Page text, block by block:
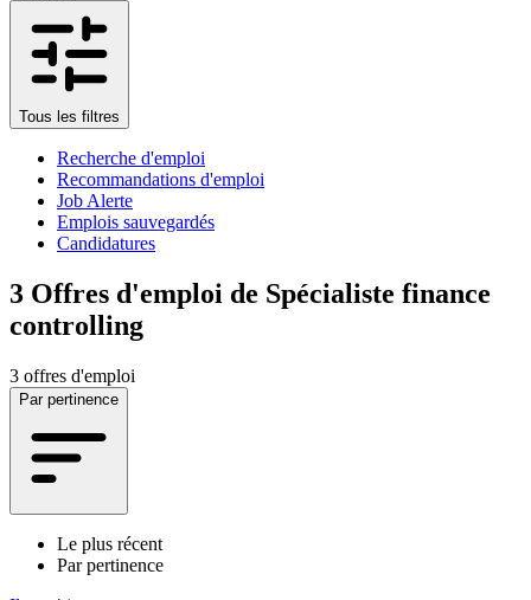
Tous les filtres
Recherche d'emploi
Recommandations d'emploi
Job Alerte
Emplois sauvegardés
Candidatures
3 Offres d'emploi de Spécialiste finance
controlling
3 offres d'emploi
Par pertinence
Le plus récent
Par pertinence